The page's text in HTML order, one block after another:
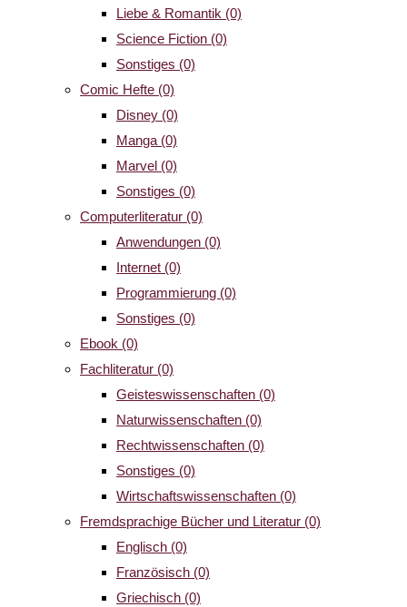
Liebe & Romantik (0)
Science Fiction (0)
Sonstiges (0)
Comic Hefte (0)
Disney (0)
Manga (0)
Marvel (0)
Sonstiges (0)
Computerliteratur (0)
Anwendungen (0)
Internet (0)
Programmierung (0)
Sonstiges (0)
Ebook (0)
Fachliteratur (0)
Geisteswissenschaften (0)
Naturwissenschaften (0)
Rechtwissenschaften (0)
Sonstiges (0)
Wirtschaftswissenschaften (0)
Fremdsprachige Bücher und Literatur (0)
Englisch (0)
Französisch (0)
Griechisch (0)